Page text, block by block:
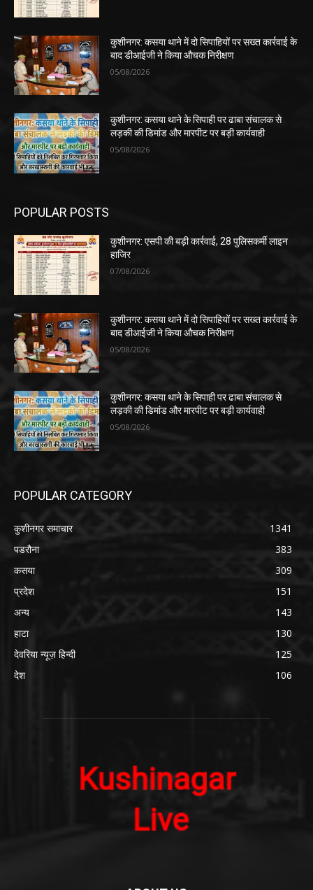
कुशीनगर: कसया थाने में दो सिपाहियों पर सख्त कार्रवाई के
बाद डीआईजी ने किया औचक निरीक्षण
05/08/2026
कुशीनगर: कसया थाने के सिपाही पर ढाबा संचालक से
लड़की की डिमांड और मारपीट पर बड़ी कार्यवाही
05/08/2026
POPULAR POSTS
कुशीनगर: एसपी की बड़ी कार्रवाई, 28 पुलिसकर्मी लाइन
हाजिर
07/08/2026
कुशीनगर: कसया थाने में दो सिपाहियों पर सख्त कार्रवाई के
बाद डीआईजी ने किया औचक निरीक्षण
05/08/2026
कुशीनगर: कसया थाने के सिपाही पर ढाबा संचालक से
लड़की की डिमांड और मारपीट पर बड़ी कार्यवाही
05/08/2026
POPULAR CATEGORY
कुशीनगर समाचार
1341
पडरौना
383
कसया
309
प्रदेश
151
अन्य
143
हाटा
130
देवरिया न्यूज़ हिन्दी
125
देश
106